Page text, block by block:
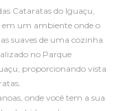
Cataratas do Iguaçu,
em um ambiente onde o
suaves de uma cozinha
no Parque
proporcionando vista
onde você tem a sua